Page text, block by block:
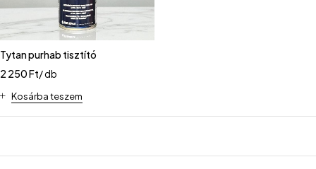
Tytan purhab tisztító
2 250Ft/ db
Kosárba teszem